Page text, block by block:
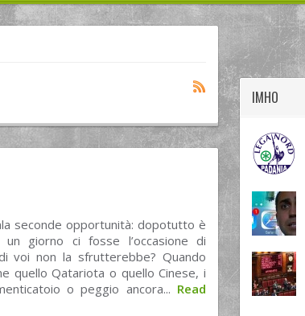
seconde opportunità: dopotutto è
giorno ci fosse l’occasione di
voi non la sfrutterebbe? Quando
quello Qatariota o quello Cinese, i
o peggio ancora... Read
IMHO